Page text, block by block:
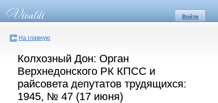
Войти
На главную
Колхозный Дон: Орган
Верхнедонского РК КПСС и
райсовета депутатов трудящихся:
1945, № 47 (17 июня)